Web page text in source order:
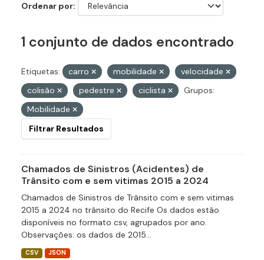
Ordenar por
1 conjunto de dados encontrado
Etiquetas: carro mobilidade
velocidade
colisão
pedestre ciclista
Grupos:
Mobilidade
Filtrar Resultados
Chamados de Sinistros (Acidentes) de
Trânsito com e sem vitimas 2015 a 2024
Chamados de Sinistros de Trânsito com e sem vitimas
2015 a 2024 no trânsito do Recife Os dados estão
disponíveis no formato csv, agrupados por ano.
Observações: os dados de 2015...
CSV JSON